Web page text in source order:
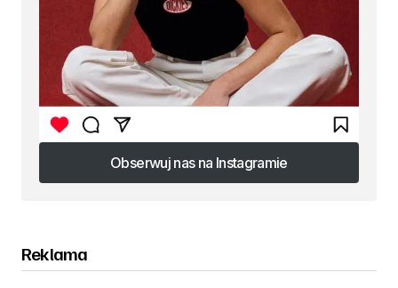
Obserwuj nas na Instagramie
Obserwuj nas na Instagramie
Reklama